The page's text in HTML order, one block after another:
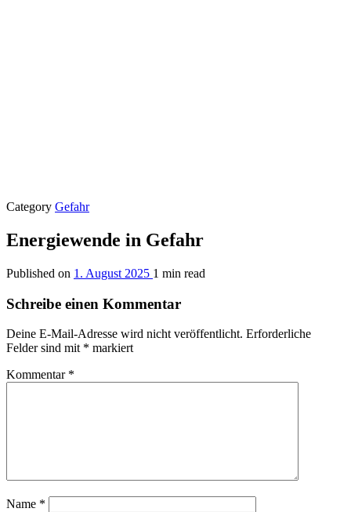
Category Gefahr
Energiewende in Gefahr
Published on 1. August 2025 1 min read
Schreibe einen Kommentar
Deine E-Mail-Adresse wird nicht veröffentlicht. Erforderliche
Felder sind mit * markiert
Kommentar *
Name *